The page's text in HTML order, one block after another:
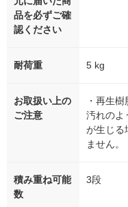
品を必ずご確
認ください
耐荷重 5 kg
お取扱い上の
ご注意
・再生
汚れのよ
が生じる
ません。
積み重ね可能
数
3段